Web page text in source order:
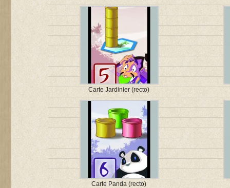
Carte Jardinier (recto)
Carte Panda (recto)